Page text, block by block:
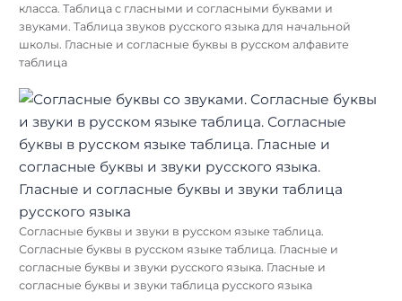
класса. Таблица с гласными и согласными буквами и
звуками. Таблица звуков русского языка для начальной
школы. Гласные и согласные буквы в русском алфавите
таблица
Согласные буквы и звуки в русском языке таблица.
Согласные буквы в русском языке таблица. Гласные и
согласные буквы и звуки русского языка. Гласные и
согласные буквы и звуки таблица русского языка